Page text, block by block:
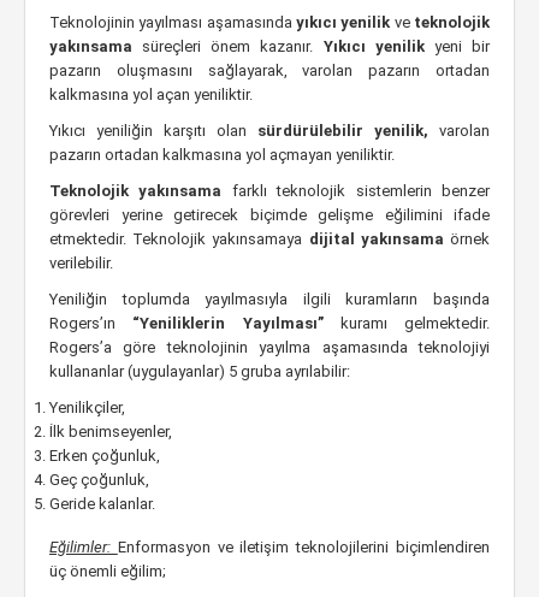
Teknolojinin yayılması aşamasında yıkıcı yenilik ve teknolojik
yakınsama süreçleri önem kazanır. Yıkıcı yenilik yeni bir
pazarın oluşmasını sağlayarak, varolan pazarın ortadan
kalkmasına yol açan yeniliktir.
Yıkıcı yeniliğin karşıtı olan sürdürülebilir yenilik, varolan
pazarın ortadan kalkmasına yol açmayan yeniliktir.
Teknolojik yakınsama farklı teknolojik sistemlerin benzer
görevleri yerine getirecek biçimde gelişme eğilimini ifade
etmektedir. Teknolojik yakınsamaya dijital yakınsamaörnek
verilebilir.
Yeniliğin toplumda yayılmasıyla ilgili kuramların başında
Rogers’ın “Yeniliklerin Yayılması”
kuramı gelmektedir.
Rogers’a göre teknolojinin yayılma aşamasında teknolojiyi
kullananlar (uygulayanlar) 5 gruba ayrılabilir:
Yenilikçiler,
İlk benimseyenler,
Erken çoğunluk,
Geç çoğunluk,
Geride kalanlar.
Eğilimler: Enformasyon ve iletişim teknolojilerini biçimlendiren
üç önemli eğilim;